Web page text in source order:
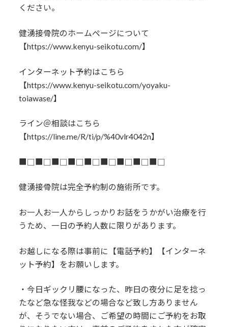
ください。
健湧接骨院のホームページについて
【https://www.kenyu-seikotu.com/】
インターネット予約はこちら
【https://www.kenyu-seikotu.com/yoyaku-
toiawase/】
ライン＠相談はこちら
【https://line.me/R/ti/p/%40vlr4042n】
■□■□■□■□■□■□■□■□■□
健湧接骨院は完全予約制の施術所です。
お一人お一人からしっかりお話をうかがい治療を行
うため、一日の予約人数に限りがあります。
お越しになる際は事前に【電話予約】【インターネ
ット予約】をお願いします。
・今日ギックリ腰になった、昨日の夜分に足を捻っ
たなど急な怪我などの場合など致し方ありません
が、そうでない場合、ご希望の時間にご予約をお取